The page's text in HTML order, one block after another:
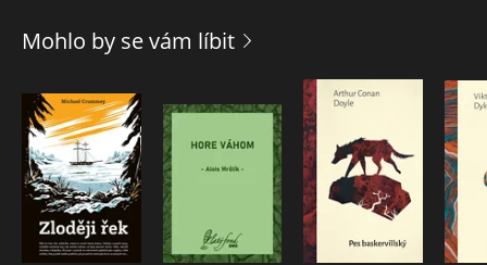
obžalobou a pravdivým obrazem tragédie války, která
nejstrašnější není výbuch granátu, ale zasažené lidské
srdce. Nejtěžší není cesta na frontu, ale cesta zpátky, návrat
do světa, který už neexistuje…
Mohlo by se vám líbit